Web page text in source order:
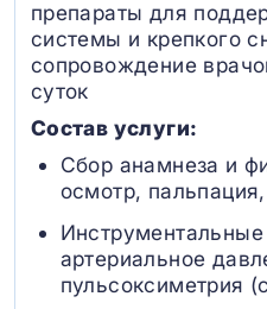
препараты для
системы и крепкого
сопровождение
суток
Состав услуги:
Сбор анамнеза и
осмотр,
артериальное
пульсоксиметрия